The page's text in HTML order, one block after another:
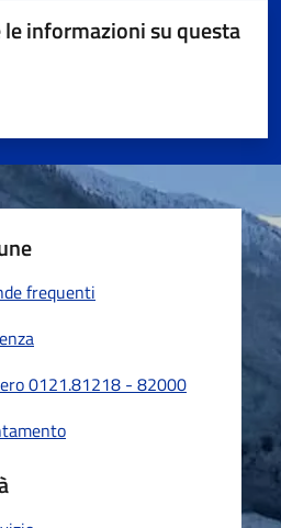
informazioni su questa
su 5
su 5
5
frequenti
0121.81218 - 82000